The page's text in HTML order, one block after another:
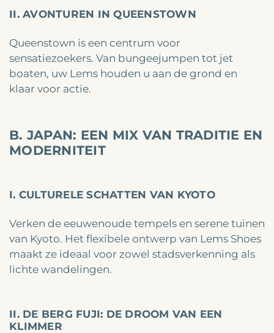
II. AVONTUREN IN QUEENSTOWN
Queenstown is een centrum voor
sensatiezoekers. Van bungeejumpen tot jet
boaten, uw Lems houden u aan de grond en
klaar voor actie.
B. JAPAN: EEN MIX VAN TRADITIE EN
MODERNITEIT
I. CULTURELE SCHATTEN VAN KYOTO
Verken de eeuwenoude tempels en serene tuinen
van Kyoto. Het flexibele ontwerp van Lems Shoes
maakt ze ideaal voor zowel stadsverkenning als
lichte wandelingen.
II. DE BERG FUJI: DE DROOM VAN EEN
KLIMMER